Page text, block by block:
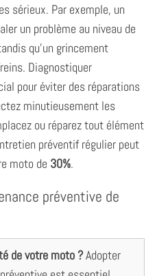
sérieux. Par exemple, un
un problème au niveau de
qu’un grincement
Diagnostiquer
pour éviter des réparations
minutieusement les
ou réparez tout élément
préventif régulier peut
moto de 30%.
préventive de
de votre moto ?Adopter